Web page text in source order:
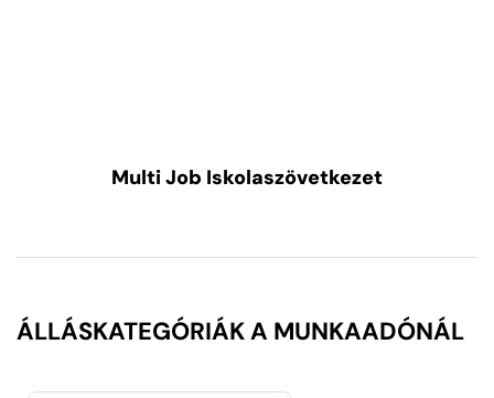
Multi Job Iskolaszövetkezet
ÁLLÁSKATEGÓRIÁK A MUNKAADÓNÁL